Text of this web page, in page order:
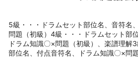
5級・・・ドラムセット部位名、音符名
問題（初級）4級・・・ドラムセット部
ドラム知識〇×問題（初級）、楽譜理解
部位名、付点音符名、ドラム知識〇×問